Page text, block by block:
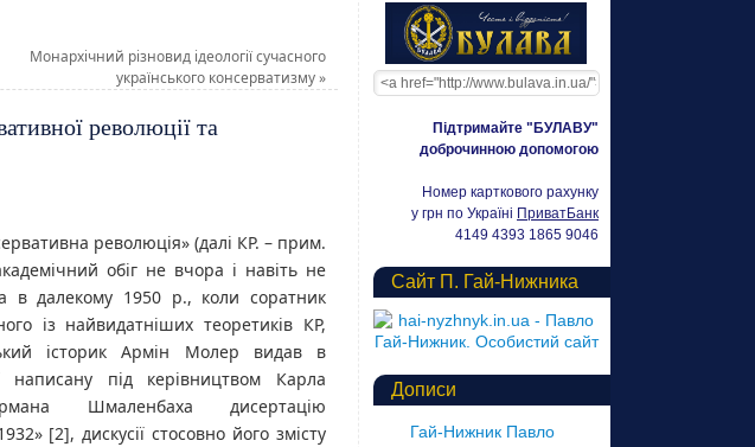
Монархічний різновид ідеології сучасного
українського консерватизму»
революції та
революція» (далі КР. – прим.
обіг не вчора і навіть не
в далекому 1950 р., коли соратник
із найвидатніших теоретиків КР,
історик Армін Молер видав в
написану під керівництвом Карла
Шмаленбаха дисертацію
[2], дискусії стосовно його змісту
Підтримайте "БУЛАВУ"
доброчинною допомогою
Номер карткового рахунку
у грн по Україні ПриватБанк
4149 4393 1865 9046
Сайт П. Гай-Нижника
Дописи
Гай-Нижник Павло